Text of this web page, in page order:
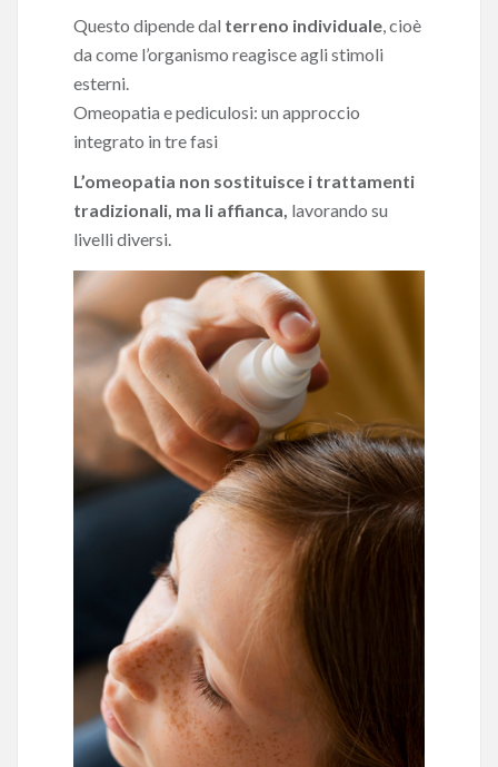
Questo dipende dal terreno individuale, cioè
da come l’organismo reagisce agli stimoli
esterni.
Omeopatia e pediculosi: un approccio
integrato in tre fasi
L’omeopatia non sostituisce i trattamenti
tradizionali, ma li affianca, lavorando su
livelli diversi.